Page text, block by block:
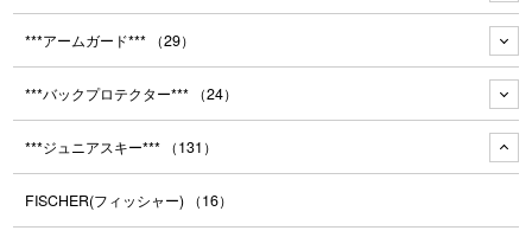
***アームガード*** （29）
***バックプロテクター*** （24）
***ジュニアスキー*** （131）
FISCHER(フィッシャー) （16）